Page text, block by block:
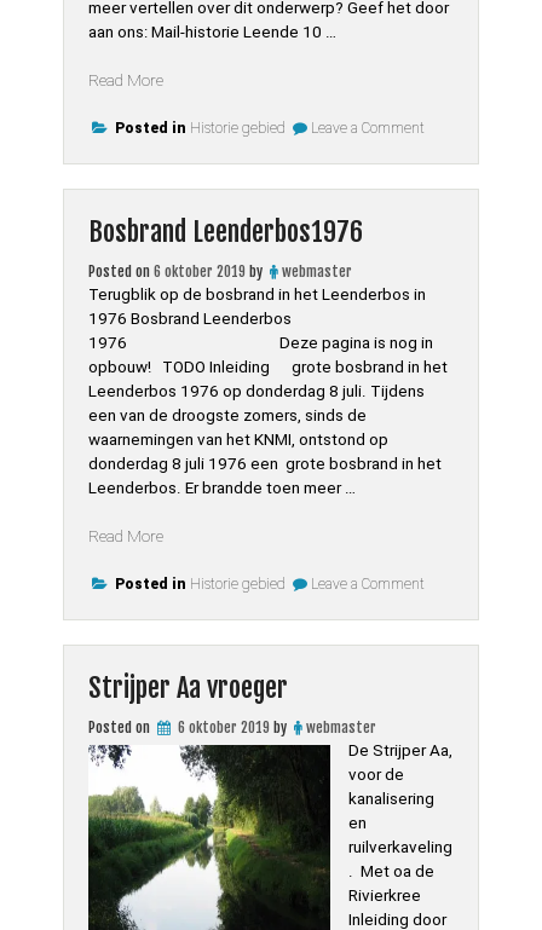
meer vertellen over dit onderwerp? Geef het door
aan ons: Mail-historie Leende 10 …
Read More“Boerenleven
Leende
Posted in Historie gebied Leave a Commenton
rond
Bosbrand Leenderbos1976
Posted on 6 oktober 2019 by
webmaster
Terugblik op de bosbrand in het Leenderbos in
1976 Bosbrand Leenderbos
1976 Deze pagina is nog in
opbouw! TODO Inleiding grote bosbrand in het
Leenderbos 1976 op donderdag 8 juli. Tijdens
een van de droogste zomers, sinds de
waarnemingen van het KNMI, ontstond op
donderdag 8 juli 1976 een grote bosbrand in het
Leenderbos. Er brandde toen meer …
Read More“Bosbrand
Posted in Historie gebied Leave a Commenton
Strijper Aa vroeger
Posted on 6 oktober 2019 by
webmaster
De Strijper Aa,
voor de
kanalisering
en
ruilverkaveling
. Met oa de
Rivierkree
Inleiding door